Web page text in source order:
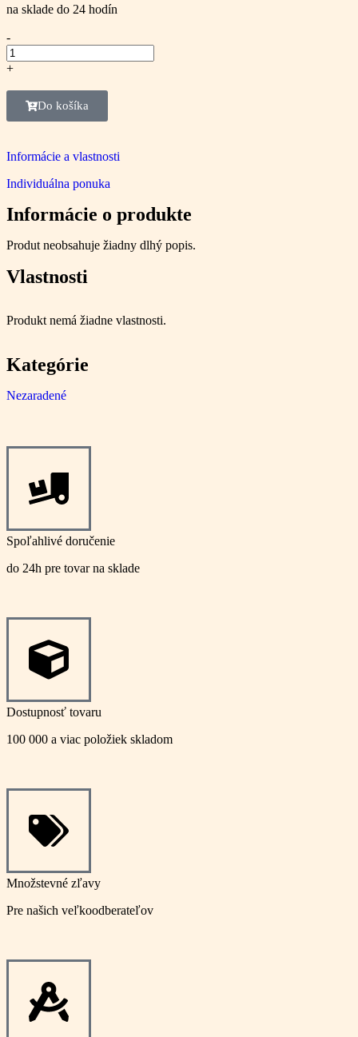
na sklade do 24 hodín
-
+
Do košíka
Informácie a vlastnosti
Individuálna ponuka
Informácie o produkte
Produt neobsahuje žiadny dlhý popis.
Vlastnosti
Produkt nemá žiadne vlastnosti.
Kategórie
Nezaradené
Spoľahlivé doručenie
do 24h pre tovar na sklade
Dostupnosť tovaru
100 000 a viac položiek skladom
Množstevné zľavy
Pre našich veľkoodberateľov